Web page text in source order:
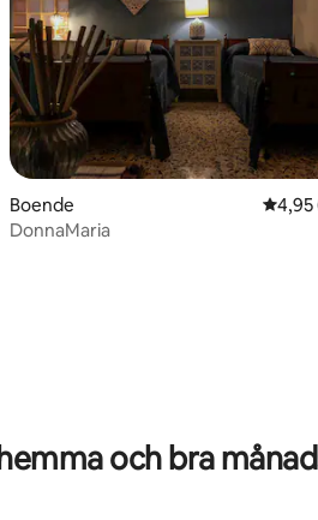
betyg, 17 omdömen
Boende 4,95
4,95
DonnaMaria
och bra